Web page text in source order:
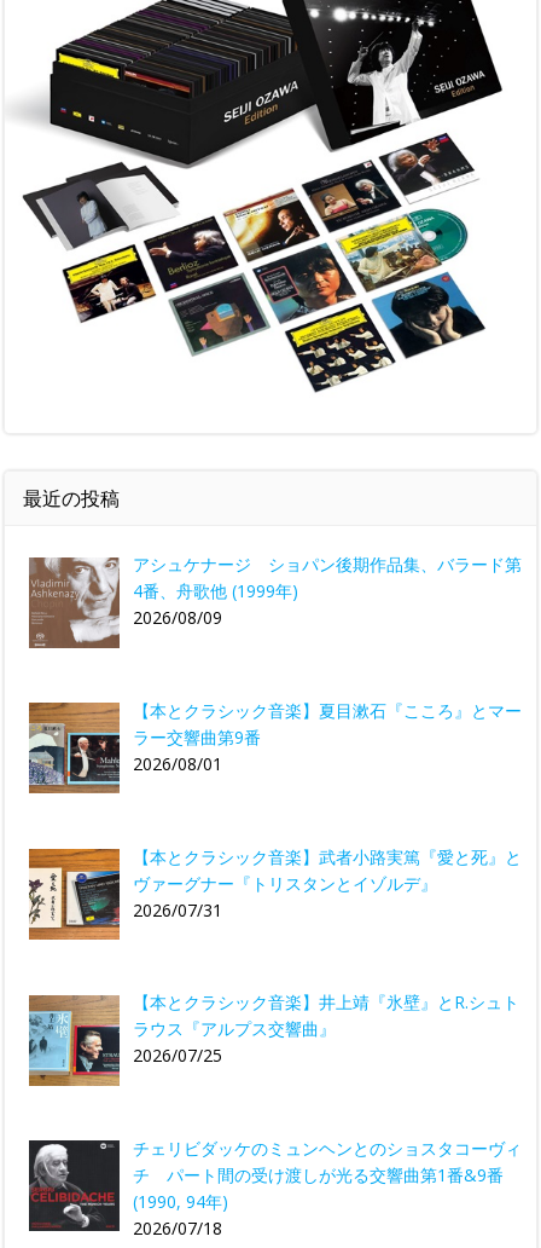
最近の投稿
アシュケナージ ショパン後期作品集、バラード第
4番、舟歌他 (1999年)
2026/08/09
【本とクラシック音楽】夏目漱石『こころ』とマー
ラー交響曲第9番
2026/08/01
【本とクラシック音楽】武者小路実篤『愛と死』と
ヴァーグナー『トリスタンとイゾルデ』
2026/07/31
【本とクラシック音楽】井上靖『氷壁』とR.シュト
ラウス『アルプス交響曲』
2026/07/25
チェリビダッケのミュンヘンとのショスタコーヴィ
チ パート間の受け渡しが光る交響曲第1番&9番
(1990, 94年)
2026/07/18